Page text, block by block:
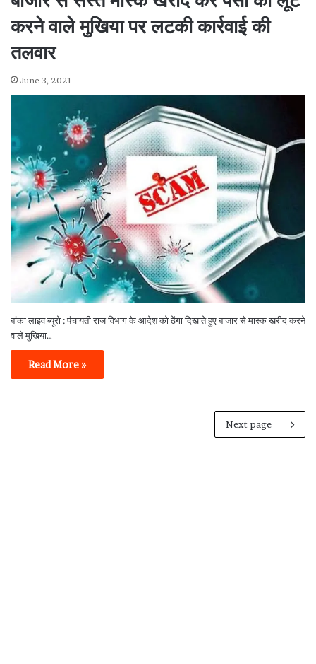
करने वाले मुखिया पर लटकी कार्रवाई की
तलवार
June 3, 2021
बांका लाइव ब्यूरो : पंचायती राज विभाग के आदेश को ठेंगा दिखाते हुए बाजार से मास्क खरीद करने
वाले मुखिया…
Read More »
Next page